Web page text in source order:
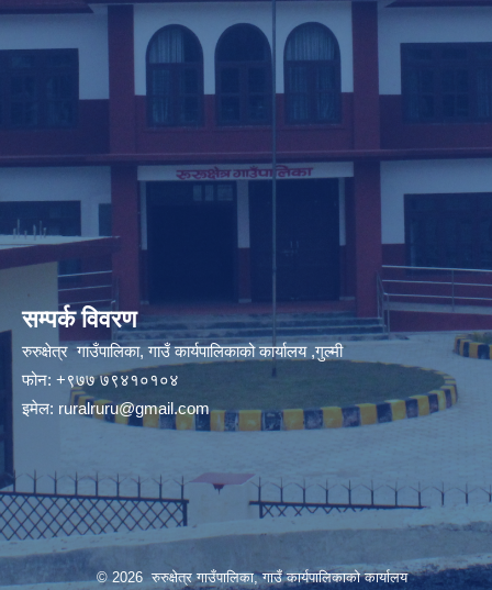
सम्पर्क विवरण
रुरुक्षेत्र गाउँपालिका, गाउँ कार्यपालिकाको कार्यालय ,गुल्मी
फोन: +९७७ ७९४१०१०४
इमेल: ruralruru@gmail.com
© 2026 रुरुक्षेत्र गाउँपालिका, गाउँ कार्यपालिकाको कार्यालय